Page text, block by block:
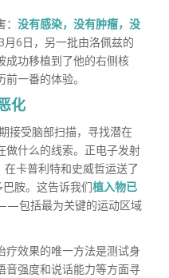
没有感染，没有肿瘤，没
月6日，另一批由洛佩兹的
成功移植到了他的右侧核
一番的体验。
化
接受脑部扫描，寻找潜在
做什么的线索。正电子发射
卡普利特和史威哲运送了
胺。这告诉我们植入物已
包括最为关键的运动区域
疗效果的唯一方法是测试身
音强度和说话能力等方面寻